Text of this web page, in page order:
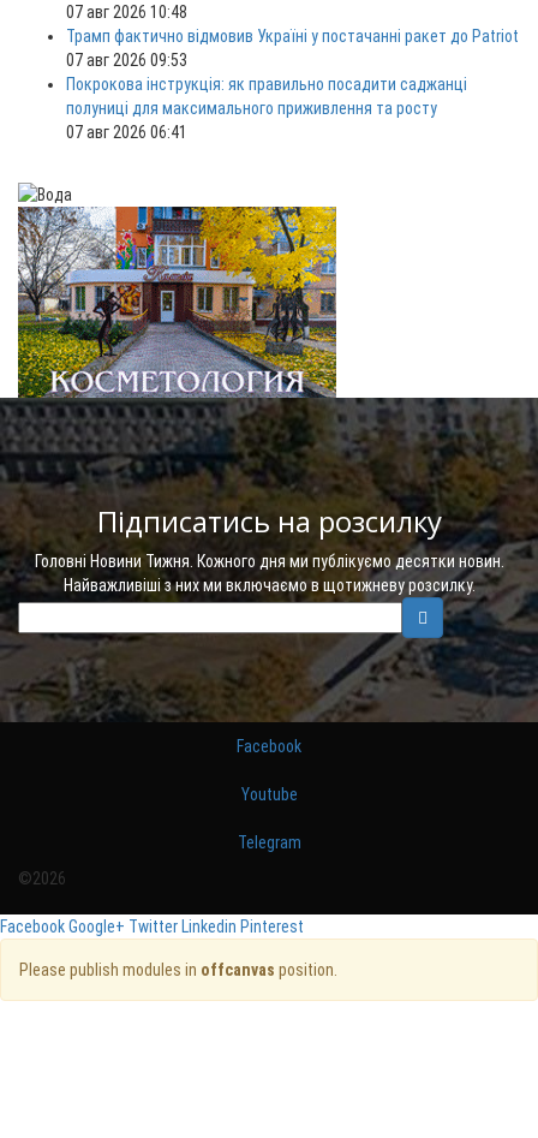
07 авг 2026 10:48
Трамп фактично відмовив Україні у постачанні ракет до Patriot
07 авг 2026 09:53
Покрокова інструкція: як правильно посадити саджанці
полуниці для максимального приживлення та росту
07 авг 2026 06:41
Підписатись на розсилку
Головні Новини Тижня. Кожного дня ми публікуємо десятки новин.
Найважливіші з них ми включаємо в щотижневу розсилку.
Facebook
Youtube
Telegram
©2026
FacebookGoogle+ TwitterLinkedin Pinterest
Please publish modules in offcanvas position.